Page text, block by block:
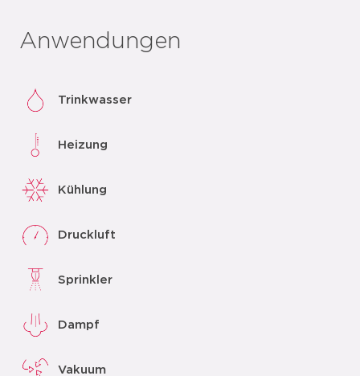
Anwendungen
Trinkwasser
Heizung
Kühlung
Druckluft
Sprinkler
Dampf
Vakuum